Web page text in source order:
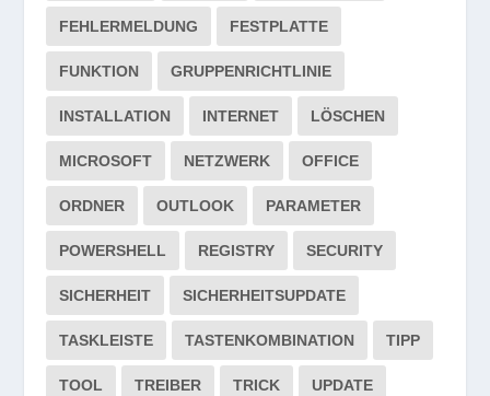
FEHLERMELDUNG FESTPLATTE
FUNKTION GRUPPENRICHTLINIE
INSTALLATION INTERNET LÖSCHEN
MICROSOFT NETZWERK OFFICE
ORDNER OUTLOOK PARAMETER
POWERSHELL REGISTRY SECURITY
SICHERHEIT SICHERHEITSUPDATE
TASKLEISTE TASTENKOMBINATION TIPP
TOOL TREIBER TRICK UPDATE